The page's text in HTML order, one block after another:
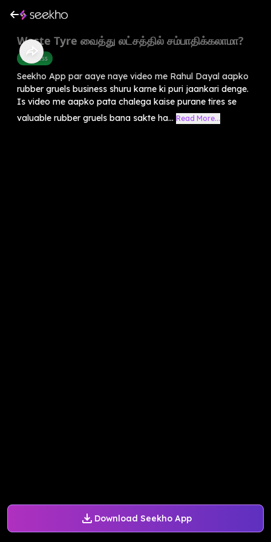
Download Seekho App
Waste Tyre வைத்து லட்சத்தில் சம்பாதிக்கலாமா?
Business
Seekho App par aaye naye video me Rahul Dayal aapko
rubber gruels business shuru karne ki puri jaankari denge.
Is video me aapko pata chalega kaise purane tires se
valuable rubber gruels bana sakte ha... Read More...